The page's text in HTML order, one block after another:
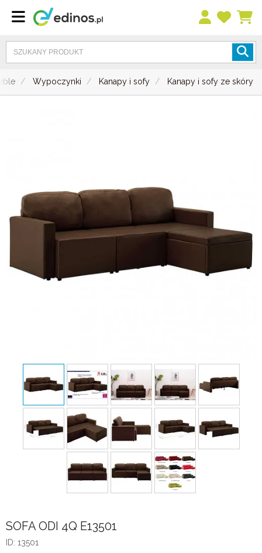
Wypoczynki Kanapy i sofy Kanapy i sofy ze skóry
SOFA ODI 4Q E13501
ID: 13501